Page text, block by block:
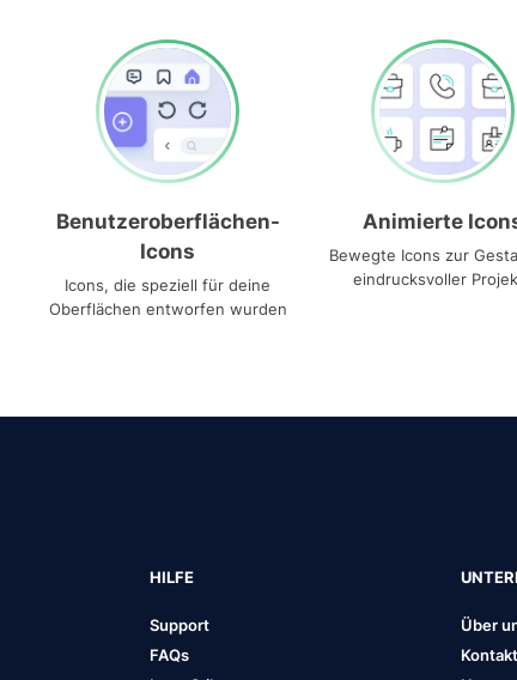
Benutzeroberflächen-
Icons
Icons, die speziell für deine
Oberflächen entworfen wurden
Animierte
Bewegte Icons zur
eindrucksvoller
HILFE
Support
FAQs
Über